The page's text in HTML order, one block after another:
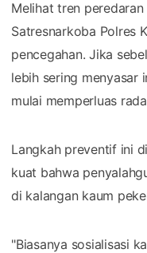
​Melihat tren
Satresnarkoba Polres
pencegahan. Jika
lebih sering menyasar
mulai memperluas
​Langkah preventif ini
kuat bahwa
di kalangan kaum
​"Biasanya sosialisasi